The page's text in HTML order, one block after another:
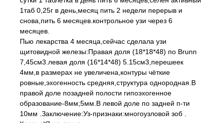
1таб 0,25г в день,месяц пить 2 недели перерыв и
снова,пить 6 месяцев.контрольное узи через 6
месяцев.
Пью лекарства 4 месяца,сейчас сделала узи
щитовидной железы:Правая доля (18*18*48) по Brunn
7,45см3.левая доля (16*14*48) 5.15см3,перешеек
4мм,в размерах не увеличена,контуры чёткие
ровные,эхогенность средняя,структура однородная.В
правой доле позадней полости гипоэхогенное
образование-8мм;5мм.В левой доле по задней п-ти
10мм .Заключение:Уз-признаки:многоузловой зоб .